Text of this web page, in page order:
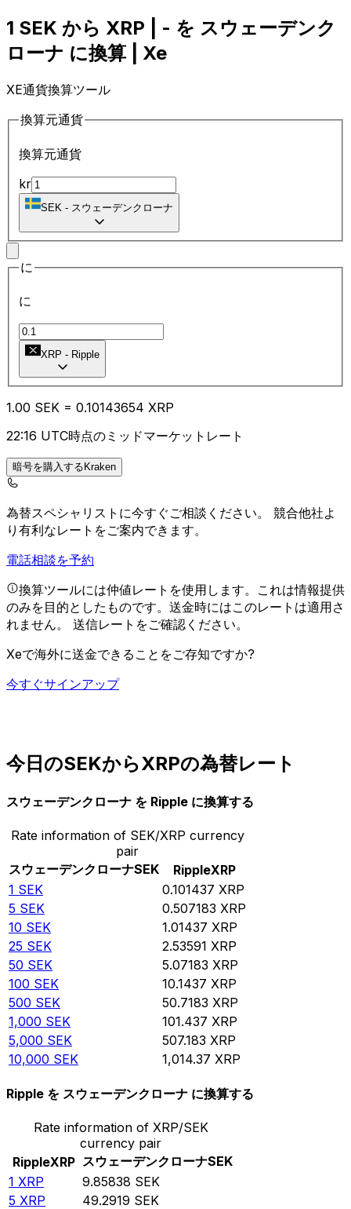
1 SEK から XRP | - を スウェーデンク
ローナ に換算 | Xe
XE通貨換算ツール
換算元通貨
換算元通貨
kr
SEK - スウェーデンクローナ
に
に
XRP - Ripple
1.00 SEK = 0.10143654 XRP
22:16 UTC時点のミッドマーケットレート
暗号を購入するKraken
為替スペシャリストに今すぐご相談ください。 競合他社よ
り有利なレートをご案内できます。
電話相談を予約
換算ツールには仲値レートを使用します。これは情報提供
のみを目的としたものです。送金時にはこのレートは適用さ
れません。 送信レートをご確認ください。
Xeで海外に送金できることをご存知ですか?
今すぐサインアップ
今日のSEKからXRPの為替レート
スウェーデンクローナ を Ripple に換算する
Rate information of SEK/XRP currency
pair
スウェーデンクローナSEK RippleXRP
1 SEK 0.101437 XRP
5 SEK 0.507183 XRP
10 SEK 1.01437 XRP
25 SEK 2.53591 XRP
50 SEK 5.07183 XRP
100 SEK 10.1437 XRP
500 SEK 50.7183 XRP
1,000 SEK 101.437 XRP
5,000 SEK 507.183 XRP
10,000 SEK 1,014.37 XRP
Ripple を スウェーデンクローナ に換算する
Rate information of XRP/SEK
currency pair
RippleXRP スウェーデンクローナSEK
1 XRP 9.85838 SEK
5 XRP 49.2919 SEK